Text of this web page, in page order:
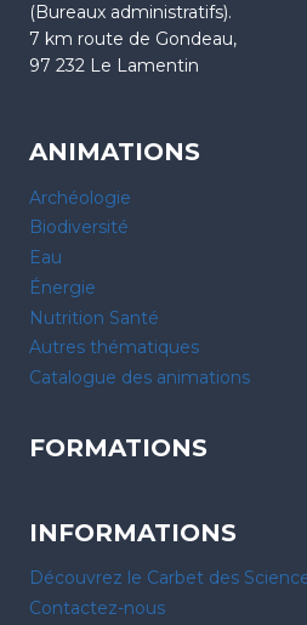
(Bureaux administratifs).
7 km route de Gondeau,
97 232 Le Lamentin
ANIMATIONS
Archéologie
Biodiversité
Eau
Énergie
Nutrition Santé
Autres thématiques
Catalogue des animations
FORMATIONS
INFORMATIONS
Découvrez le Carbet des
Contactez-nous